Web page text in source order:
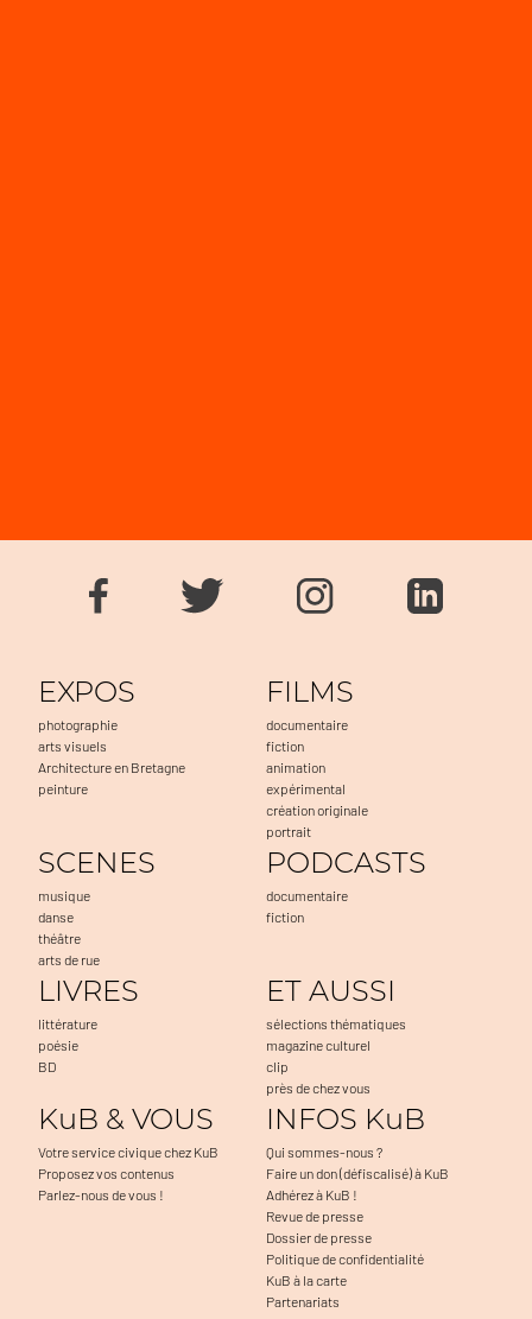
EXPOS
photographie
arts visuels
Architecture en Bretagne
peinture
FILMS
documentaire
fiction
animation
expérimental
création originale
portrait
SCENES
musique
danse
théâtre
arts de rue
PODCASTS
documentaire
fiction
LIVRES
littérature
poésie
BD
ET AUSSI
sélections thématiques
magazine culturel
clip
près de chez vous
KuB & VOUS
Votre service civique chez KuB
Proposez vos contenus
Parlez-nous de vous !
INFOS KuB
Qui sommes-nous ?
Faire un don (défiscalisé) à KuB
Adhérez à KuB !
Revue de presse
Dossier de presse
Politique de confidentialité
KuB à la carte
Partenariats